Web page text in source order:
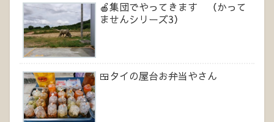
🍎集団でやってきます （かって
ませんシリーズ3）
🍱タイの屋台お弁当やさん